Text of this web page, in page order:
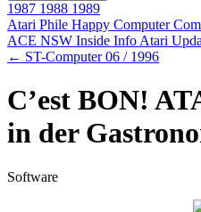
1987 1988 1989
Atari Phile Happy Computer
ACE NSW Inside Info Atari
← ST-Computer 06 / 1996
C’est BON!
in der
Software